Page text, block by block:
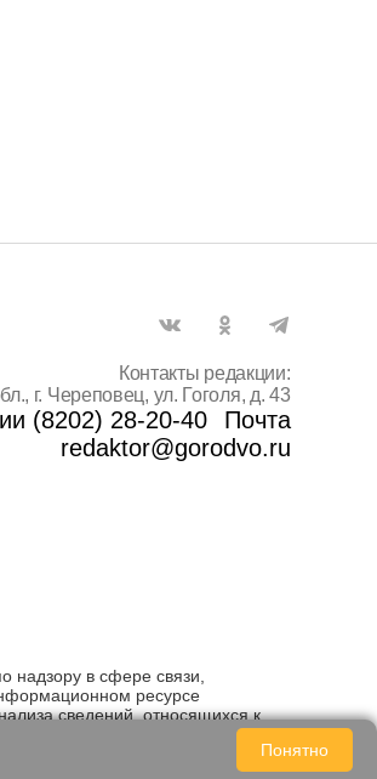
Контакты редакции:
г. Череповец, ул. Гоголя, д. 43
(8202) 28-20-40
Почта
redaktor@gorodvo.ru
в сфере связи,
ресурсе
сведений, относящихся к
Понятно